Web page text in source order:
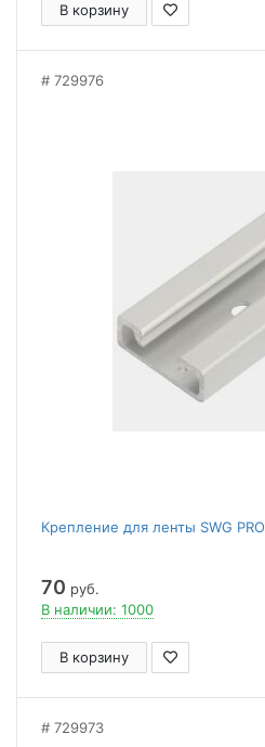
В корзину
729976
Крепление для ленты SWG
70 руб.
В наличии: 1000
В корзину
729973